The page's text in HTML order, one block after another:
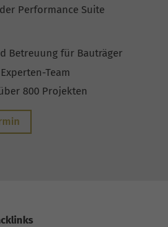
Performance Suite
Betreuung für Bauträger
Team
800 Projekten